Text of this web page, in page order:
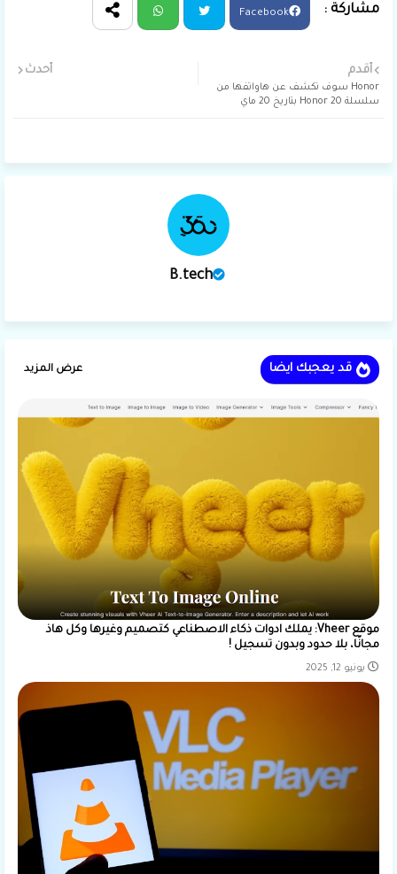
Facebook
أحدث أقدم
Honor سوف تكشف عن هاواتفها من
سلسلة Honor 20 بتاريخ 20 ماي
B.tech
قد يعجبك ايضا عرض المزيد
موقع Vheer: يملك ادوات ذكاء الاصطناعي كتصميم وغيرها وكل هاذ
مجانًا، بلا حدود وبدون تسجيل !
يونيو 12, 2025